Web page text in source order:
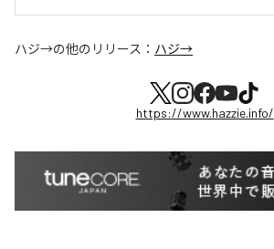
ハジ→の他のリリース： ハジ→
https://www.hazzie.info/